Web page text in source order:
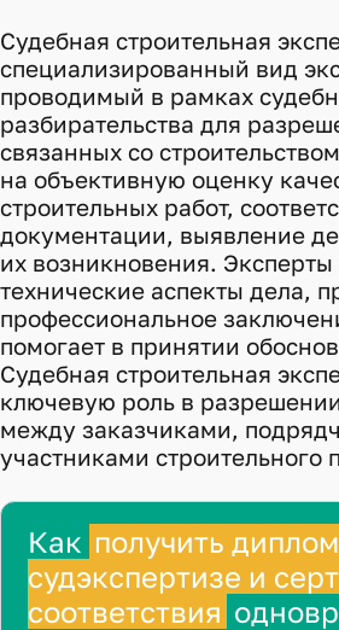
Судебная строительная
специализированный вид
проводимый в рамках
разбирательства для
связанных со
на объективную оценку
строительных работ,
документации, выявление
их возникновения.
технические аспекты дела,
профессиональное
помогает в принятии
Судебная строительная
ключевую роль в
между заказчиками,
участниками строительного
Как получить
судэкспертизе и
соответствия